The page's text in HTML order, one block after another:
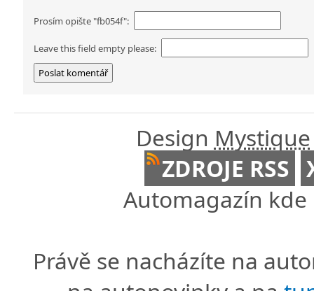
Prosím opište "fb054f":
Leave this field empty please:
Design Mystique
ZDROJE RSS
Automagazín
Právě se nacházíte na